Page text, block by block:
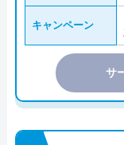
キャンペーン
サ